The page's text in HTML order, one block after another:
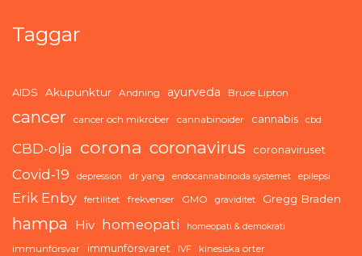
Taggar
AIDS Akupunktur Andning ayurveda Bruce Lipton
cancer cancer och mikrober cannabinoider cannabis cbd
CBD-olja corona coronavirus coronaviruset
Covid-19 depression dr yang endocannabinoida systemet epilepsi
Erik Enby fertilitet frekvenser GMO graviditet Gregg Braden
hampa Hiv homeopati homeopati & demokrati
immunförsvar immunförsvaret IVF kinesiska örter